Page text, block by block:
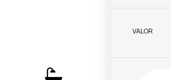
VALOR